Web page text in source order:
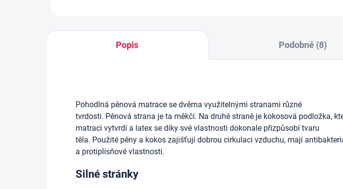
Popis Podobné (8)
Pohodlná pěnová matrace se dvěma využitelnými stranami různé
tvrdosti. Pěnová strana je ta měkčí. Na druhé straně je kokosová podložka,
matraci vytvrdí a latex se díky své vlastnosti dokonale přizpůsobí tvaru
těla. Použité pěny a kokos zajišťují dobrou cirkulaci vzduchu, mají
a protiplísňové vlastnosti.
Silné stránky